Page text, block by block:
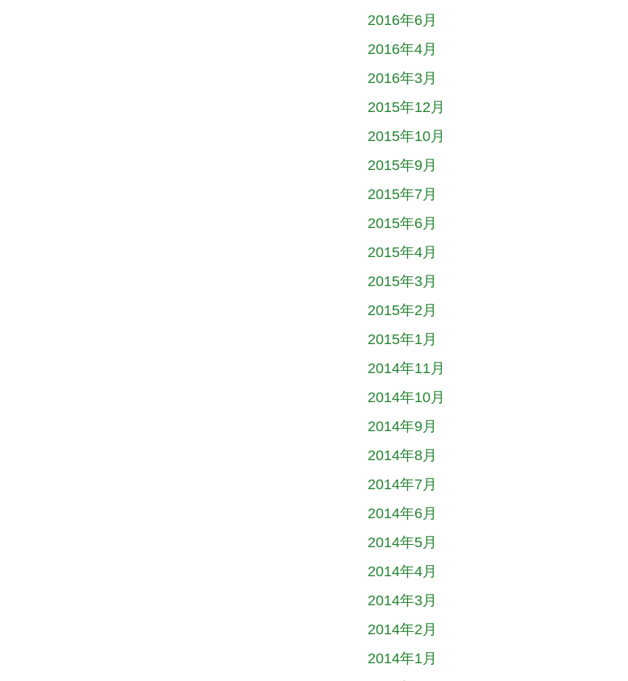
2016年6月
2016年4月
2016年3月
2015年12月
2015年10月
2015年9月
2015年7月
2015年6月
2015年4月
2015年3月
2015年2月
2015年1月
2014年11月
2014年10月
2014年9月
2014年8月
2014年7月
2014年6月
2014年5月
2014年4月
2014年3月
2014年2月
2014年1月